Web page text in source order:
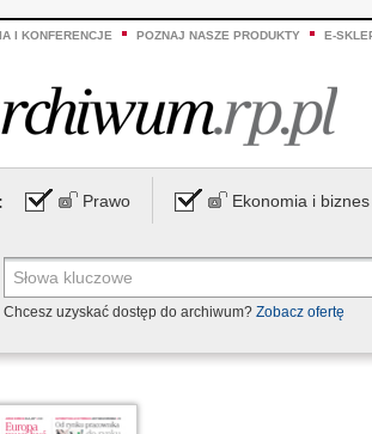
I KONFERENCJE POZNAJ NASZE PRODUKTY E-
Prawo Ekonomia i biznes
Chcesz uzyskać dostęp do archiwum? Zobacz ofertę